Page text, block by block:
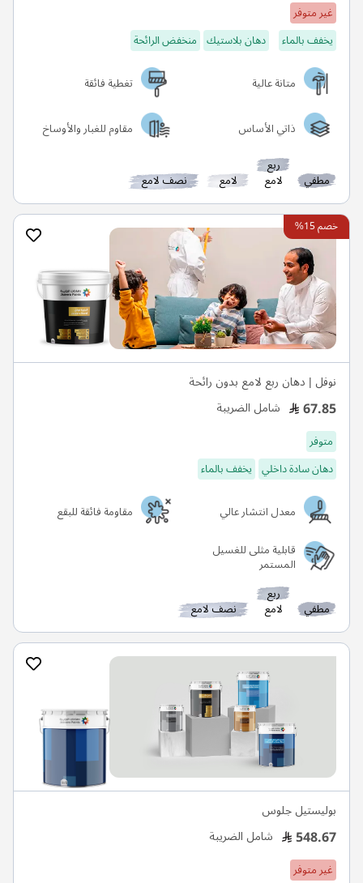
غير متوفر
يخفف بالماء
دهان بلاستيك منخفض الرائحة
متانة عالية
تغطية فائقة
ذاتي الأساس
مقاوم للغبار والأوساخ
مطفي
ربع
لامع لامع نصف لامع
خصم 15%
نوفل | دهان ربع لامع بدون رائحة
67.85 شامل الضريبة
متوفر
دهان سادة داخلي يخفف بالماء
معدل انتشار عالي
مقاومة فائقة للبقع
قابلية مثلى للغسيل
المستمر
مطفي
ربع
لامع نصف لامع
بوليستيل جلوس
548.67 شامل الضريبة
غير متوفر